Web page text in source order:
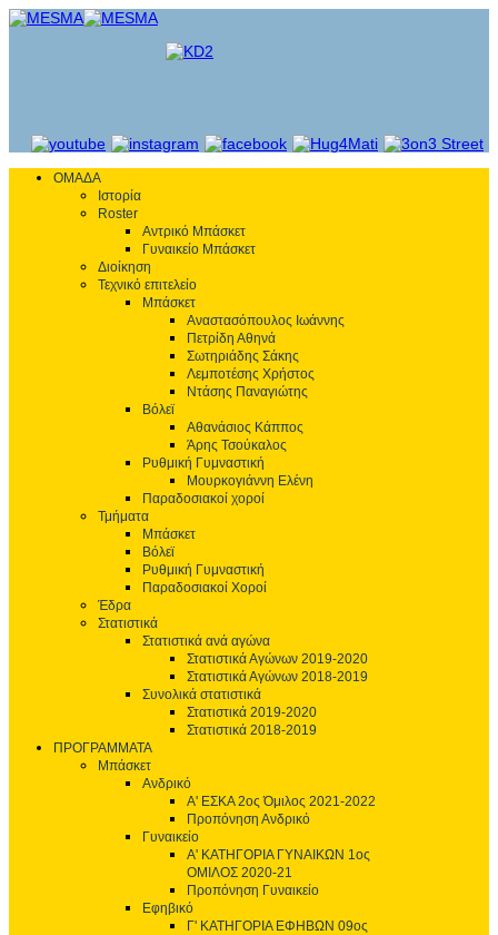
ΟΜΑΔΑ
Ιστορία
Roster
Αντρικό Μπάσκετ
Γυναικείο Μπάσκετ
Διοίκηση
Τεχνικό επιτελείο
Μπάσκετ
Αναστασόπουλος Ιωάννης
Πετρίδη Αθηνά
Σωτηριάδης Σάκης
Λεμποτέσης Χρήστος
Ντάσης Παναγιώτης
Βόλεϊ
Αθανάσιος Κάππος
Άρης Τσούκαλος
Ρυθμική Γυμναστική
Μουρκογιάννη Ελένη
Παραδοσιακοί χοροί
Τμήματα
Μπάσκετ
Βόλεϊ
Ρυθμική Γυμναστική
Παραδοσιακοί Χοροί
Έδρα
Στατιστικά
Στατιστικά ανά αγώνα
Στατιστικά Αγώνων 2019-2020
Στατιστικά Αγώνων 2018-2019
Συνολικά στατιστικά
Στατιστικά 2019-2020
Στατιστικά 2018-2019
ΠΡΟΓΡΑΜΜΑΤΑ
Μπάσκετ
Ανδρικό
Α' ΕΣΚΑ 2ος Όμιλος 2021-2022
Προπόνηση Ανδρικό
Γυναικείο
Α' ΚΑΤΗΓΟΡΙΑ ΓΥΝΑΙΚΩΝ 1ος
ΟΜΙΛΟΣ 2020-21
Προπόνηση Γυναικείο
Εφηβικό
Γ' ΚΑΤΗΓΟΡΙΑ ΕΦΗΒΩΝ 09ος